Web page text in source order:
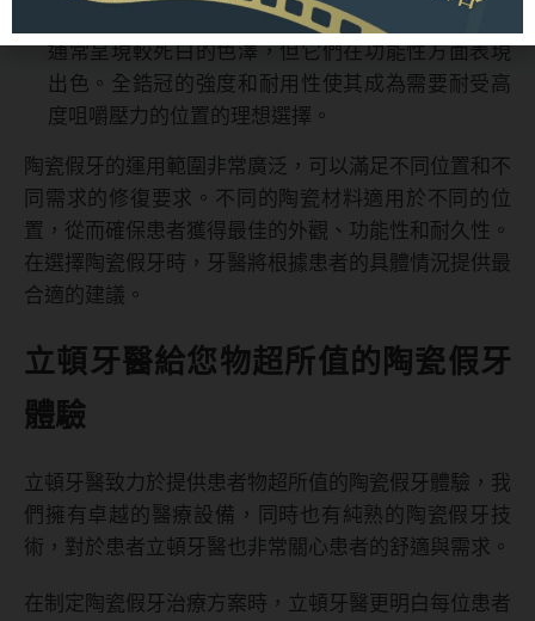
用於後牙的修復，包括磨牙和咀嚼牙。儘管全鋯冠
通常呈現較死白的色澤，但它們在功能性方面表現
出色。全鋯冠的強度和耐用性使其成為需要耐受高
度咀嚼壓力的位置的理想選擇。
陶瓷假牙的運用範圍非常廣泛，可以滿足不同位置和不
同需求的修復要求。不同的陶瓷材料適用於不同的位
置，從而確保患者獲得最佳的外觀、功能性和耐久性。
在選擇陶瓷假牙時，牙醫將根據患者的具體情況提供最
合適的建議。
立頓牙醫給您物超所值的陶瓷假牙
體驗
立頓牙醫致力於提供患者物超所值的陶瓷假牙體驗，我
們擁有卓越的醫療設備，同時也有純熟的陶瓷假牙技
術，對於患者立頓牙醫也非常關心患者的舒適與需求。
在制定陶瓷假牙治療方案時，立頓牙醫更明白每位患者